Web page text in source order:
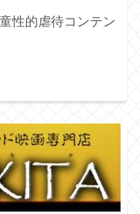
性的虐待コンテン